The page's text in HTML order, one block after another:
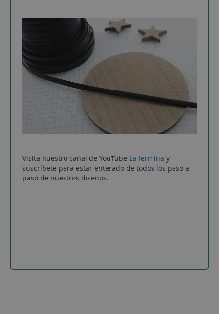
Visita nuestro canal de YouTube La fermina y
suscríbete para estar enterado de todos los paso a
paso de nuestros diseños.